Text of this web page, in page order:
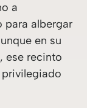
a
para albergar
en su
ese recinto
privilegiado